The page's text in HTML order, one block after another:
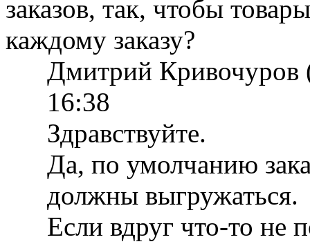
заказов, так, чтобы
каждому заказу?
Дмитрий Кривочуров
16:38
Здравствуйте.
Да, по умолчанию
должны выгружаться.
Если вдруг что-то не